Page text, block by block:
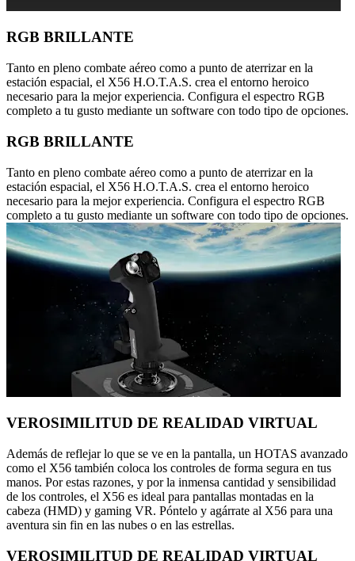
RGB BRILLANTE
Tanto en pleno combate aéreo como a punto de aterrizar en la
estación espacial, el X56 H.O.T.A.S. crea el entorno heroico
necesario para la mejor experiencia. Configura el espectro RGB
completo a tu gusto mediante un software con todo tipo de opciones.
RGB BRILLANTE
Tanto en pleno combate aéreo como a punto de aterrizar en la
estación espacial, el X56 H.O.T.A.S. crea el entorno heroico
necesario para la mejor experiencia. Configura el espectro RGB
completo a tu gusto mediante un software con todo tipo de opciones.
VEROSIMILITUD DE REALIDAD VIRTUAL
Además de reflejar lo que se ve en la pantalla, un HOTAS avanzado
como el X56 también coloca los controles de forma segura en tus
manos. Por estas razones, y por la inmensa cantidad y sensibilidad
de los controles, el X56 es ideal para pantallas montadas en la
cabeza (HMD) y gaming VR. Póntelo y agárrate al X56 para una
aventura sin fin en las nubes o en las estrellas.
VEROSIMILITUD DE REALIDAD VIRTUAL